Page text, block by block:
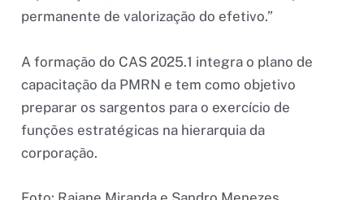
permanente de valorização do efetivo.”
A formação do CAS 2025.1 integra o plano de
capacitação da PMRN e tem como objetivo
preparar os sargentos para o exercício de
funções estratégicas na hierarquia da
corporação.